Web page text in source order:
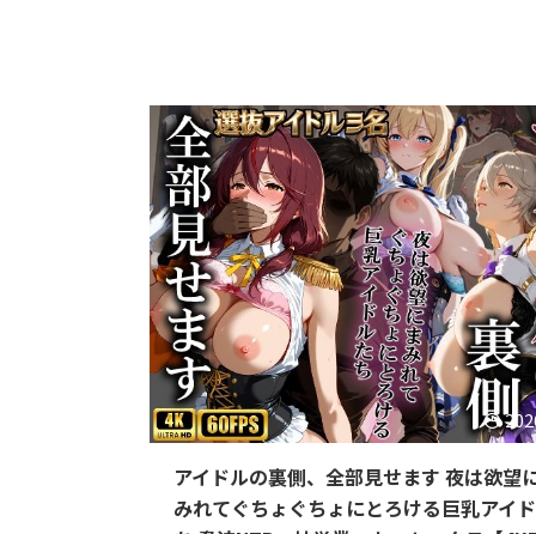
アイドルの裏側、全部見せます 夜は欲望
みれてぐちょぐちょにとろける巨乳アイ